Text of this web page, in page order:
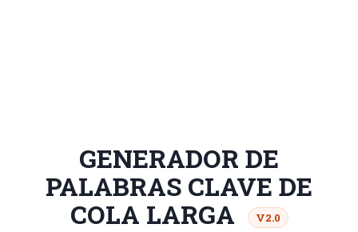
GENERADOR DE
PALABRAS CLAVE DE
COLA LARGA
V2.0